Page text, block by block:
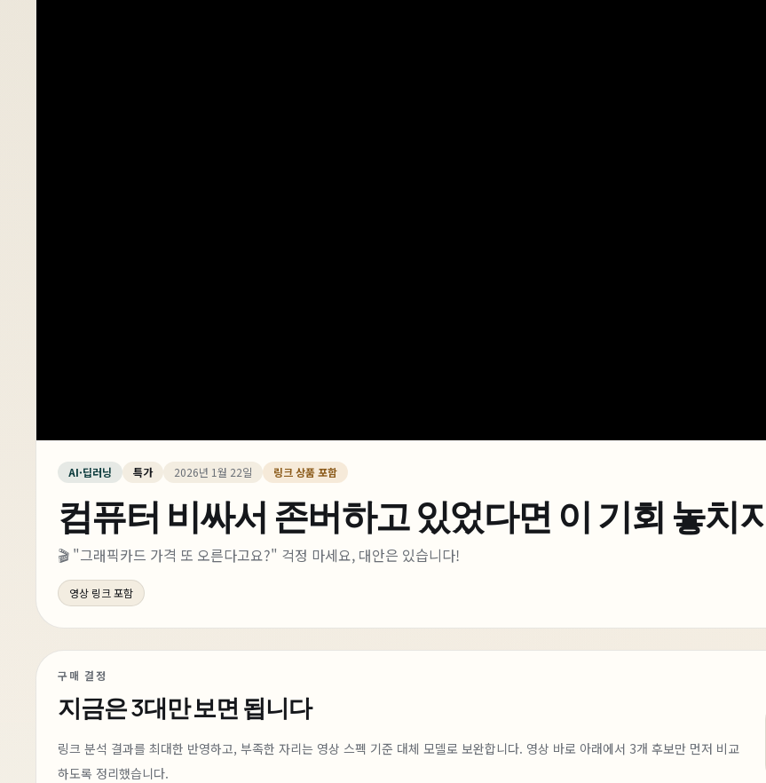
AI·딥러닝 특가 2026년 1월 22일 링크 상품 포함
컴퓨터 비싸서 존버하고 있었다면 이 기회 놓치
🎬 "그래픽카드 가격 또 오른다고요?" 걱정 마세요, 대안은 있습니다!
영상 링크 포함
구매 결정
지금은3대만 보면 됩니다
링크 분석 결과를 최대한 반영하고, 부족한 자리는 영상 스펙 기준 대체 모델로 보완합니다. 영상 바로 아래에서 3개 후보만 먼저 비교
하도록 정리했습니다.